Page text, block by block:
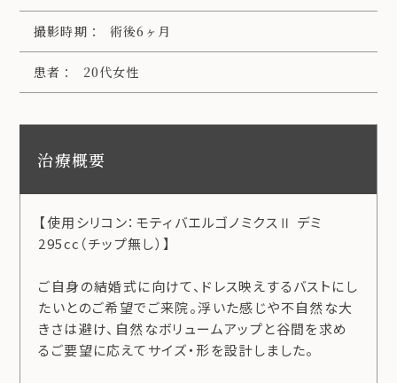
撮影時期： 術後6ヶ月
患者： 20代女性
治療概要
【使用シリコン：モティバエルゴノミクスⅡ デミ
295cc（チップ無し）】
ご自身の結婚式に向けて、ドレス映えするバストにし
たいとのご希望でご来院。浮いた感じや不自然な大
きさは避け、自然なボリュームアップと谷間を求め
るご要望に応えてサイズ・形を設計しました。